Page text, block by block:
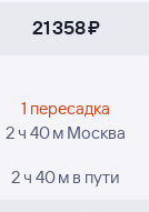
21 ⁠358 ⁠₽
1 пересадка
2 ч 40 м Москва
2 ч 40 м в пути